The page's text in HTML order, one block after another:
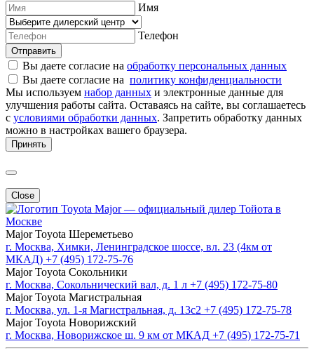
Имя
Телефон
Отправить
Вы даете согласие на обработку персональных данных
Вы даете согласие на политику конфиденциальности
Мы используем набор данных и электронные данные для
улучшения работы сайта. Оставаясь на сайте, вы соглашаетесь
с условиями обработки данных. Запретить обработку данных
можно в настройках вашего браузера.
Принять
Close
Major — официальный дилер Тойота в
Москве
Major Toyota Шереметьево
г. Москва, Химки, Ленинградское шоссе, вл. 23 (4км от
МКАД) +7 (495) 172-75-76
Major Toyota Сокольники
г. Москва, Сокольнический вал, д. 1 л +7 (495) 172-75-80
Major Toyota Магистральная
г. Москва, ул. 1-я Магистральная, д. 13с2 +7 (495) 172-75-78
Major Toyota Новорижский
г. Москва, Новорижское ш. 9 км от МКАД +7 (495) 172-75-71